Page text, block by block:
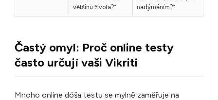
většinu života?“
nadýmáním?“
Častý omyl: Proč online testy
často určují vaši Vikriti
Mnoho online dóša testů se mylně zaměřuje na